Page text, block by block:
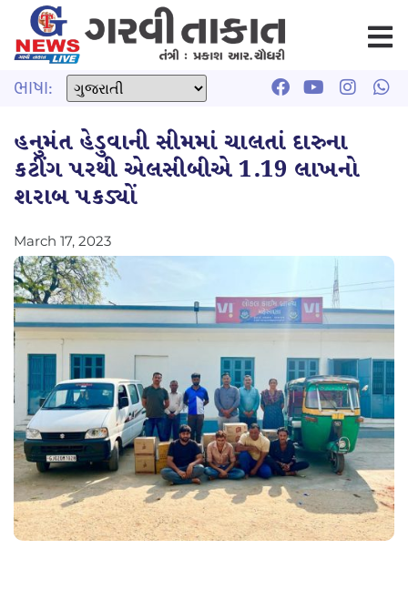
ભાષા:
હનુમંત હેડુવાની સીમમાં ચાલતાં દારુના
કટીંગ પરથી એલસીબીએ 1.19 લાખનો
શરાબ પકડ્યોં
March 17, 2023